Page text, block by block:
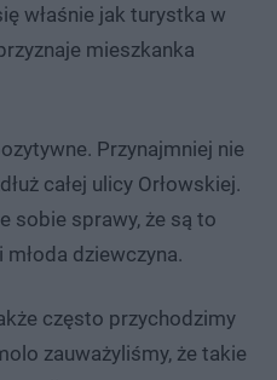
właśnie jak turystka w
mieszkanka
Przynajmniej nie
całej ulicy Orłowskiej.
sobie sprawy, że są to
dziewczyna.
często przychodzimy
zauważyliśmy, że takie